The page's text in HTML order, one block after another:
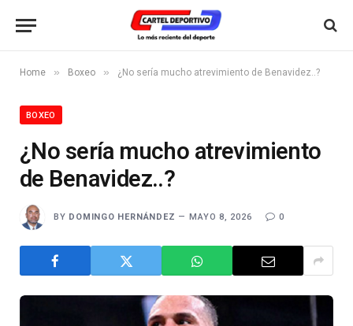
Home » Boxeo » ¿No sería mucho atrevimiento de Benavidez..?
BOXEO
¿No sería mucho atrevimiento
de Benavidez..?
BY DOMINGO HERNÁNDEZ MAYO 8, 2026 0